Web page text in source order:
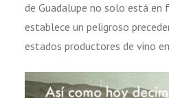
de Guadalupe no solo está en
establece un peligroso
estados productores de vino